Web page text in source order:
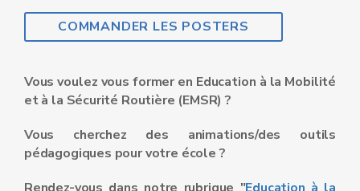
COMMANDER LES POSTERS
Vous voulez vous former en Education à la Mobilité
et à la Sécurité Routière (EMSR) ?
Vous cherchez des animations/des outils
pédagogiques pour votre école ?